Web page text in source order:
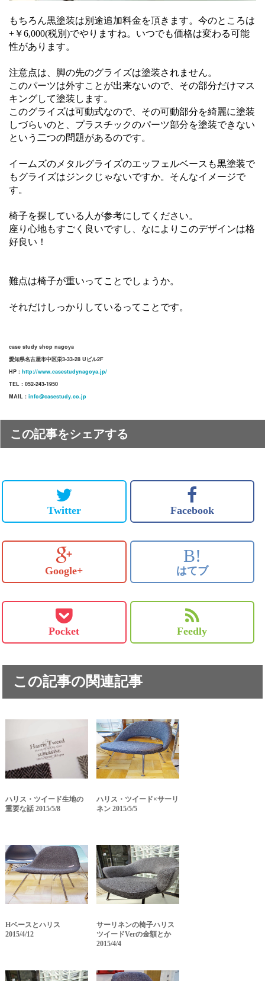
もちろん黒塗装は別途追加料金を頂きます。今のところは
+￥6,000(税別)でやりますね。いつでも価格は変わる可能
性があります。
注意点は、脚の先のグライズは塗装されません。
このパーツは外すことが出来ないので、その部分だけマス
キングして塗装します。
このグライズは可動式なので、その可動部分を綺麗に塗装
しづらいのと、プラスチックのパーツ部分を塗装できない
という二つの問題があるのです。
イームズのメタルグライズのエッフェルベースも黒塗装で
もグライズはジンクじゃないですか。そんなイメージで
す。
椅子を探している人が参考にしてください。
座り心地もすごく良いですし、なによりこのデザインは格
好良い！
難点は椅子が重いってことでしょうか。
それだけしっかりしているってことです。
case study shop nagoya
愛知県名古屋市中区栄3-33-28 Uビル2F
HP : http://www.casestudynagoya.jp/
TEL : 052-243-1950
MAIL : info@casestudy.co.jp
この記事をシェアする
Twitter Facebook
Google+
B!
はてブ
Pocket Feedly
この記事の関連記事
ハリス・ツイード生地の
重要な話 2015/5/8
ハリス・ツイード×サーリ
ネン 2015/5/5
Hベースとハリス
2015/4/12
サーリネンの椅子ハリス
ツイードVerの金額とか
2015/4/4